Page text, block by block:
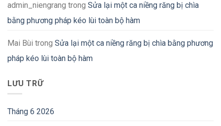
admin_niengrang trong Sửa lại một ca niềng răng bị chìa
bằng phương pháp kéo lùi toàn bộ hàm
Mai Bùi trong Sửa lại một ca niềng răng bị chìa bằng phương
pháp kéo lùi toàn bộ hàm
LƯU TRỮ
Tháng 6 2026